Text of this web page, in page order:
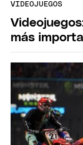
VIDEOJUEGOS
más